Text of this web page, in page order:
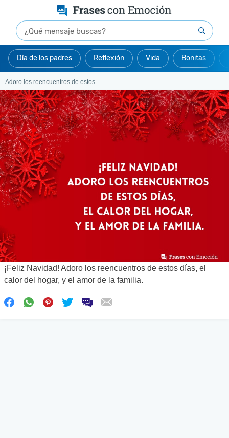
Día de los padres Reflexión Vida Bonitas
Adoro los reencuentros de estos...
¡Feliz Navidad! Adoro los reencuentros de estos días, el
calor del hogar, y el amor de la familia.